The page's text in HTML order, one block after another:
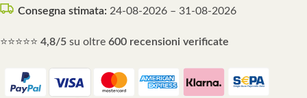
Consegna stimata: 24-08-2026 – 31-08-2026
⭐⭐⭐⭐⭐ 4,8/5 su oltre 600 recensioni verificate